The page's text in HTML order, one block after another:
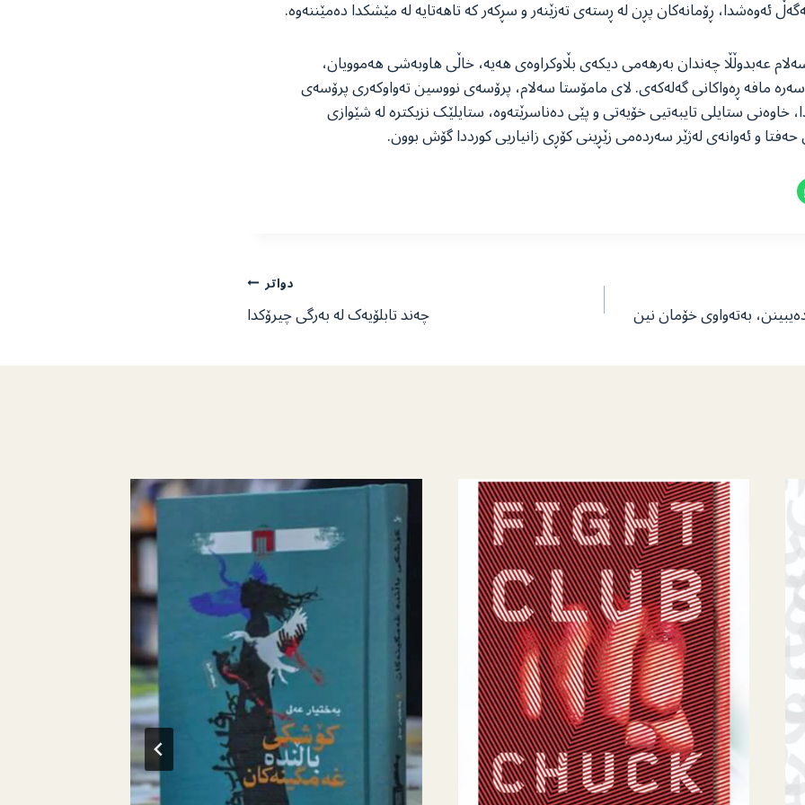
ئەوەشدا، ڕۆمانەکان پڕن لە ڕستەی تەزێنەر و سڕکەر کە تاهەتایە لە مێشکدا دەمێننەوە.
عەبدوڵڵا چەندان بەرهەمی دیکەی بڵاوکراوەی هەیە، خاڵی هاوبەشی هەموویان،
مافە ڕەواکانی گەلەکەی. لای مامۆستا سەلام، پرۆسەی نووسین تەواوکەری پرۆسەی
خاوەنی ستایلی تایبەتیی خۆیەتی و پێی دەناسرێتەوە، ستایلێک نزیکترە لە شێوازی
و ئەوانەی لەژێر سەردەمی زێڕینی کۆڕی زانیاریی کورددا گۆش بوون.
بەتەواوی خۆمان نین
دواتر
چەند تابلۆیەک لە بەرگی چیرۆکدا